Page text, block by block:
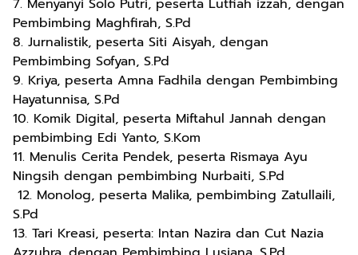
7. Menyanyi Solo Putri, peserta Lutfiah izzah, dengan
Pembimbing Maghfirah, S.Pd
8. Jurnalistik, peserta Siti Aisyah, dengan
Pembimbing Sofyan, S.Pd
9. Kriya, peserta Amna Fadhila dengan Pembimbing
Hayatunnisa, S.Pd
10. Komik Digital, peserta Miftahul Jannah dengan
pembimbing Edi Yanto, S.Kom
11. Menulis Cerita Pendek, peserta Rismaya Ayu
Ningsih dengan pembimbing Nurbaiti, S.Pd
12. Monolog, peserta Malika, pembimbing Zatullaili,
S.Pd
13. Tari Kreasi, peserta: Intan Nazira dan Cut Nazia